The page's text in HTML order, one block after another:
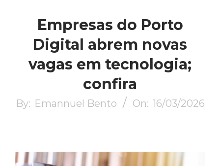
Empresas do Porto
Digital abrem novas
vagas em tecnologia;
confira
By: Emannuel Bento On: 16/03/2026